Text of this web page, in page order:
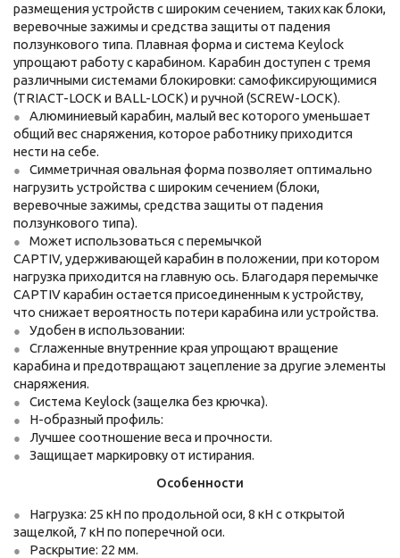
размещения устройств с широким сечением, таких как блоки,
веревочные зажимы и средства защиты от падения
ползункового типа. Плавная форма и система Keylock
упрощают работу с карабином. Карабин доступен с тремя
различными системами блокировки: самофиксирующимися
(TRIACT-LOCK и BALL-LOCK) и ручной (SCREW-LOCK).
Алюминиевый карабин, малый вес которого уменьшает
общий вес снаряжения, которое работнику приходится
нести на себе.
Симметричная овальная форма позволяет оптимально
нагрузить устройства с широким сечением (блоки,
веревочные зажимы, средства защиты от падения
ползункового типа).
Может использоваться с перемычкой
CAPTIV, удерживающей карабин в положении, при котором
нагрузка приходится на главную ось. Благодаря перемычке
CAPTIV карабин остается присоединенным к устройству,
что снижает вероятность потери карабина или устройства.
Удобен в использовании:
Сглаженные внутренние края упрощают вращение
карабина и предотвращают зацепление за другие элементы
снаряжения.
Система Keylock (защелка без крючка).
H-образный профиль:
Лучшее соотношение веса и прочности.
Защищает маркировку от истирания.
Особенности
Нагрузка: 25 кН по продольной оси, 8 кН с открытой
защелкой, 7 кН по поперечной оси.
Раскрытие: 22 мм.